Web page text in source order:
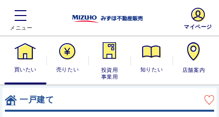
買いたい 売りたい
投資用・事業
用
知りたい 店舗案内
マイページ
一戸建て